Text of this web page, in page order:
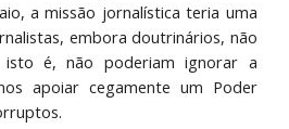
a missão jornalística teria uma
embora doutrinários, não
isto é, não poderiam ignorar a
apoiar cegamente um Poder